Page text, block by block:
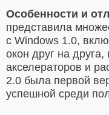
Особенности и
представила
с Windows 1.0,
окон друг на
акселераторов и
2.0 была первой
успешной среди